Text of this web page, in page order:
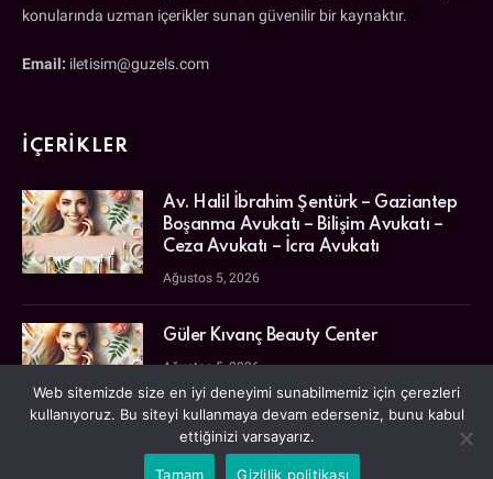
konularında uzman içerikler sunan güvenilir bir kaynaktır.
Email: iletisim@guzels.com
İÇERIKLER
Av. Halil İbrahim Şentürk – Gaziantep
Boşanma Avukatı – Bilişim Avukatı –
Ceza Avukatı – İcra Avukatı
Ağustos 5, 2026
Güler Kıvanç Beauty Center
Ağustos 5, 2026
Akıllı Telefon Dünyasında iPhone
Web sitemizde size en iyi deneyimi sunabilmemiz için çerezleri
kullanıyoruz. Bu siteyi kullanmaya devam ederseniz, bunu kabul
ettiğinizi varsayarız.
Tamam Gizlilik politikası